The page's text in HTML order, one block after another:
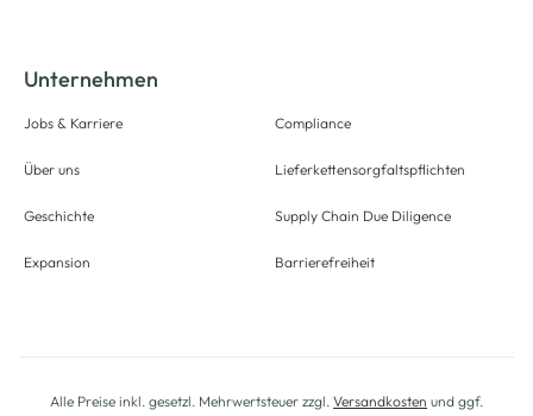
Unternehmen
Jobs & Karriere
Über uns
Geschichte
Expansion
Compliance
Lieferkettensorgfaltspflichten
Supply Chain Due Diligence
Barrierefreiheit
Alle Preise inkl. gesetzl. Mehrwertsteuer zzgl. Versandkosten und ggf.